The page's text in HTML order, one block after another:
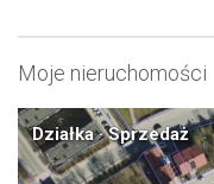
Moje nieruchomości
Działka · Sprzedaż